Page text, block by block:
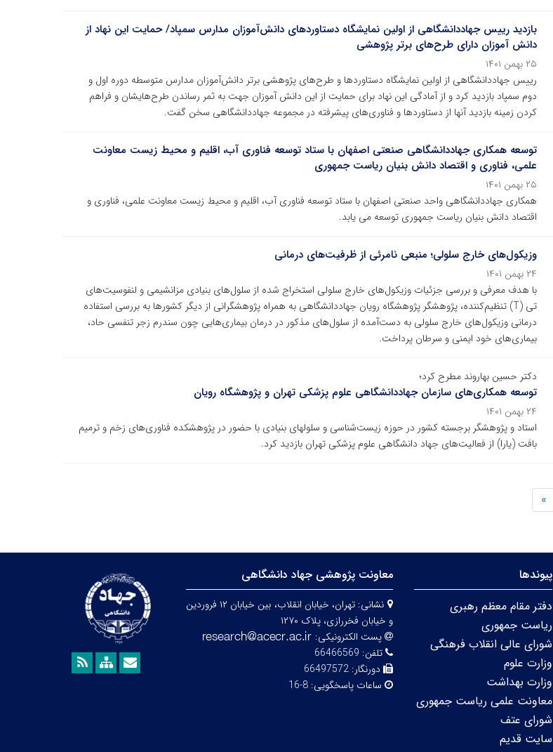
بازدید رییس جهاددانشگاهی از اولین نمایشگاه دستاوردهای دانش‌آموزان مدارس سمپاد/ حمایت این نهاد از
دانش آموزان دارای طرح‌های برتر پژوهشی
۲۵ بهمن ۱۴۰۱
رییس جهاددانشگاهی از اولین نمایشگاه دستاوردها و طرح‌های پژوهشی برتر دانش‌آموزان مدارس متوسطه دوره اول و
دوم سمپاد بازدید کرد و از آمادگی این نهاد برای حمایت از این دانش آموزان جهت به ثمر رساندن طرح‌هایشان و فراهم
کردن زمینه بازدید آنها از دستاوردها و فناوری‌های پیشرفته در مجموعه جهاددانشگاهی سخن گفت.
توسعه همکاری جهاددانشگاهی صنعتی اصفهان با ستاد توسعه فناوری آب، اقلیم و محیط زیست معاونت
علمی، فناوری و اقتصاد دانش بنیان ریاست جمهوری
۲۵ بهمن ۱۴۰۱
همکاری جهاددانشگاهی واحد صنعتی اصفهان با ستاد توسعه فناوری آب، اقلیم و محیط زیست معاونت علمی، فناوری و
اقتصاد دانش بنیان ریاست جمهوری توسعه می یابد.
وزیکول‌های خارج سلولی؛ منبعی نامرئی از ظرفیت‌های درمانی
۲۴ بهمن ۱۴۰۱
با هدف معرفی و بررسی جزئیات وزیکول‌های خارج سلولی استخراج‌ شده از سلول‌های بنیادی مزانشیمی و لنفوسیت‌های
تی (T) تنظیم‌کننده، پژوهشگر پژوهشگاه رویان جهاددانشگاهی به همراه پژوهشگرانی از دیگر کشورها به بررسی استفاده
درمانی وزیکول‌های خارج سلولی به دست‌آمده از سلول‌های مذکور در درمان بیماری‌هایی چون سندرم زجر تنفسی حاد،
بیماری‌های خود ایمنی و سرطان پرداخت.
دکتر حسین بهاروند مطرح کرد؛
توسعه همکاری‌های سازمان جهاددانشگاهی علوم پزشکی تهران و پژوهشگاه رویان
۲۴ بهمن ۱۴۰۱
استاد و پژوهشگر برجسته کشور در حوزه زیست‌شناسی و سلولهای بنیادی با حضور در پژوهشکده فناوری‌های زخم و ترمیم
بافت (یارا) از فعالیت‌های جهاد دانشگاهی علوم پزشکی تهران بازدید کرد.
»
پیوندها
دفتر مقام معظم رهبری
ریاست جمهوری
شورای عالی انقلاب فرهنگی
وزارت علوم
وزارت بهداشت
معاونت علمی ریاست جمهوری
شورای عتف
سایت قدیم
معاونت پژوهشی جهاد دانشگاهی
نشانی:
تهران، خیابان انقلاب، بین خیابان ۱۲ فروردین
و خیابان فخررازی، پلاک ۱۲۷۰
پست الکترونیکی:
تلفن: 66466569
دورنگار:66497572
ساعات پاسخگویی:8-16